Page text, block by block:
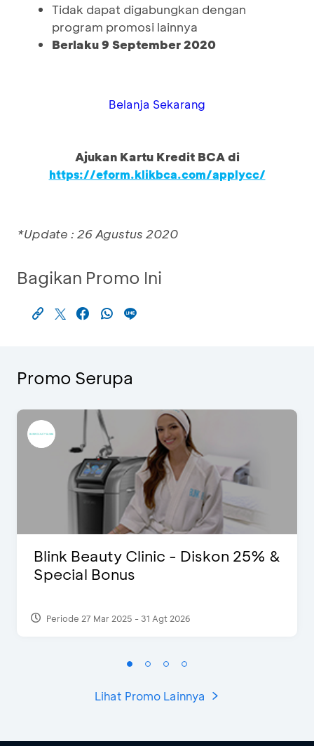
Tidak dapat digabungkan dengan
program promosi lainnya
Berlaku 9 September 2020
Belanja Sekarang
Ajukan Kartu Kredit BCA di
https://eform.klikbca.com/applycc/
*Update : 26 Agustus 2020
Bagikan Promo Ini
Promo Serupa
Blink Beauty Clinic - Diskon 25% &
Special Bonus
Periode 27 Mar 2025 - 31 Agt 2026
Lihat Promo Lainnya